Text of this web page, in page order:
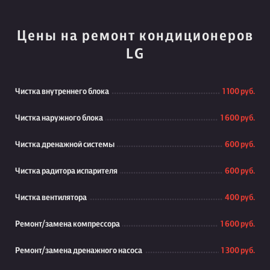
Цены на ремонт кондиционеров
LG
Чистка внутреннего блока 1 100 руб.
Чистка наружного блока 1 600 руб.
Чистка дренажной системы 600 руб.
Чистка радитора испарителя 600 руб.
Чистка вентилятора 400 руб.
Ремонт/замена компрессора 1 600 руб.
Ремонт/замена дренажного насоса 1 300 руб.